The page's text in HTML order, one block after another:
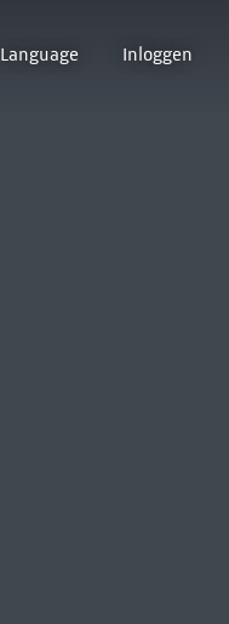
Language Inloggen